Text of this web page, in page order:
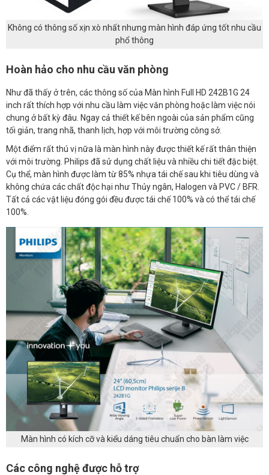
Không có thông số xịn xò nhất nhưng màn hình đáp ứng tốt nhu cầu
phổ thông
Hoàn hảo cho nhu cầu văn phòng
Như đã thấy ở trên, các thông số của Màn hình Full HD 242B1G 24
inch rất thích hợp với nhu cầu làm việc văn phòng hoặc làm việc nói
chung ở bất kỳ đâu. Ngay cả thiết kế bên ngoài của sản phẩm cũng
tối giản, trang nhã, thanh lịch, hợp với môi trường công sở.
Một điểm rất thú vị nữa là màn hình này được thiết kế rất thân thiện
với môi trường. Philips đã sử dụng chất liệu và nhiều chi tiết đặc biệt.
Cụ thể, màn hình được làm từ 85% nhựa tái chế sau khi tiêu dùng và
không chứa các chất độc hại như Thủy ngân, Halogen và PVC / BFR.
Tất cả các vật liệu đóng gói đều được tái chế 100% và có thể tái chế
100%.
Màn hình có kích cỡ và kiểu dáng tiêu chuẩn cho bàn làm việc
Các công nghệ được hỗ trợ